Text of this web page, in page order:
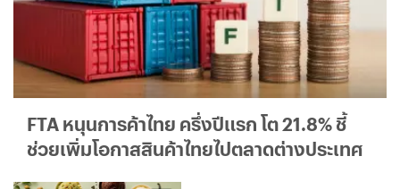
FTA หนุนการค้าไทย ครึ่งปีแรก โต 21.8% ชี้
ช่วยเพิ่มโอกาสสินค้าไทยไปตลาดต่างประเทศ